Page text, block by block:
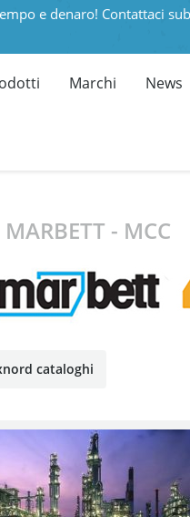
e denaro! Contattaci
Marchi News
- MCC
cataloghi